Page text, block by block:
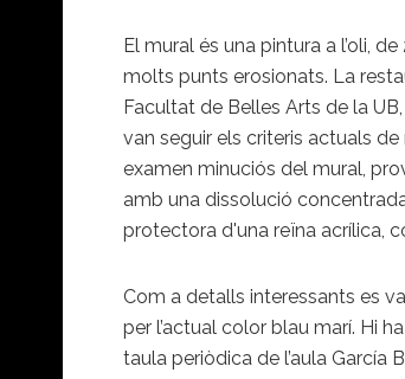
El mural és una pintura a l’oli,
molts punts erosionats. La
Facultat de Belles Arts de la
van seguir els criteris actuals
examen minuciós del mural,
amb una dissolució
protectora d'una reïna acrílica,
Com a detalls interessants es
per l’actual color blau marí. Hi
taula periòdica de l’aula García